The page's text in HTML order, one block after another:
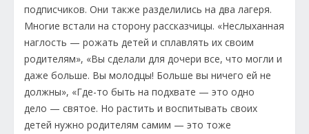
подписчиков. Они также разделились на два лагеря.
Многие встали на сторону рассказчицы. «Неслыханная
наглость — рожать детей и сплавлять их своим
родителям», «Вы сделали для дочери все, что могли и
даже больше. Вы молодцы! Больше вы ничего ей не
должны», «Где-то быть на подхвате — это одно
дело — святое. Но растить и воспитывать своих
детей нужно родителям самим — это тоже